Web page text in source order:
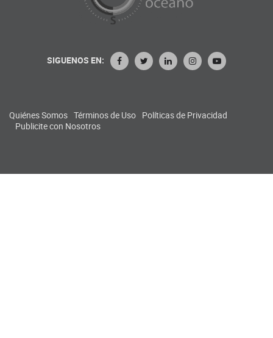
SIGUENOS EN:
Quiénes Somos Términos de Uso Políticas de Privacidad
Publicite con Nosotros